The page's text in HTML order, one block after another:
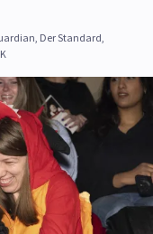
, Der Standard,